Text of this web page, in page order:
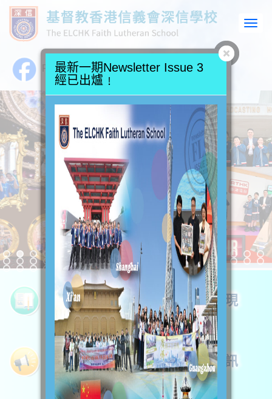
Facebook專頁 Instagram
家課冊 學生表現
入學申請 升中資訊
最新一期Newsletter Issue 3
經已出爐﹗